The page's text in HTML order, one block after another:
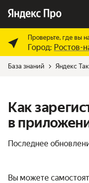
Проверьте, где вы
Город: Ростов-
База знаний Яндекс
Как
в
Последнее
Вы можете